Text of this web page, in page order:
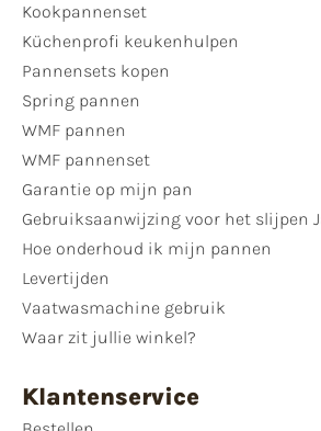
Kookpannenset
Küchenprofi keukenhulpen
Pannensets kopen
Spring pannen
WMF pannen
WMF pannenset
Garantie op mijn pan
Gebruiksaanwijzing voor het slijpen
Hoe onderhoud ik mijn pannen
Levertijden
Vaatwasmachine gebruik
Waar zit jullie winkel?
Klantenservice